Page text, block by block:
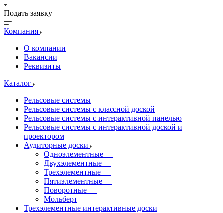
Подать заявку
Компания
О компании
Вакансии
Реквизиты
Каталог
Рельсовые системы
Рельсовые системы с классной доской
Рельсовые системы с интерактивной панелью
Рельсовые системы с интерактивной доской и
проектором
Аудиторные доски
Одноэлементные —
Двухэлементные —
Трехэлементные —
Пятиэлементные —
Поворотные —
Мольберт
Трехэлементные интерактивные доски